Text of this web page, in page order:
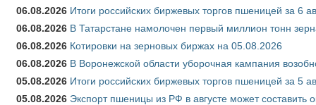
06.08.2026 Итоги российских биржевых торгов пшеницей за 6
06.08.2026 В Татарстане намолочен первый миллион тонн
06.08.2026 Котировки на зерновых биржах на 05.08.2026
06.08.2026 В Воронежской области уборочная кампания
05.08.2026 Итоги российских биржевых торгов пшеницей за 5
05.08.2026 Экспорт пшеницы из РФ в августе может составить